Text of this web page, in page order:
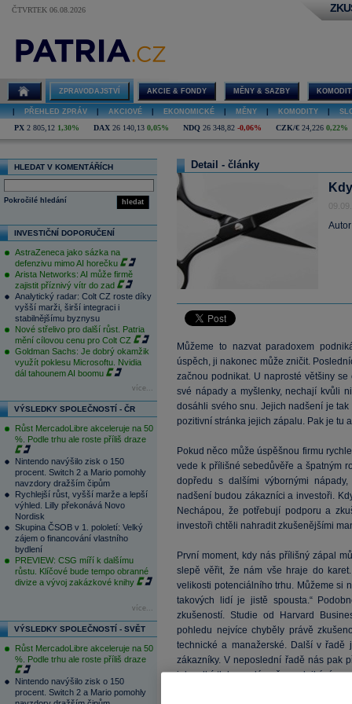
ČTVRTEK 06.08.2026
ZPRAVODAJSTVÍ AKCIE & FONDY MĚNY & SAZBY
PŘEHLED ZPRÁV AKCIOVÉ EKONOMICKÉ MĚNY KOMODITY
PX 2 805,12 1,30% DAX 26 140,13 0,05% NDQ 26 348,82 -0,06% CZK/€ 24,226 0,22%
HLEDAT V KOMENTÁŘÍCH
hledat
Pokročilé hledání
INVESTIČNÍ DOPORUČENÍ
AstraZeneca jako sázka na
defenzivu mimo AI horečku
Arista Networks: AI může firmě
zajistit příznivý vítr do zad
Analytický radar: Colt CZ roste díky
vyšší marži, širší integraci i
stabilnějšímu byznysu
Nové střelivo pro další růst. Patria
mění cílovou cenu pro Colt CZ
Goldman Sachs: Je dobrý okamžik
využít poklesu Microsoftu. Nvidia
dál tahounem AI boomu
více...
VÝSLEDKY SPOLEČNOSTÍ - ČR
Růst MercadoLibre akceleruje na 50
%. Podle trhu ale roste příliš draze
Nintendo navýšilo zisk o 150
procent. Switch 2 a Mario pomohly
navzdory dražším čipům
Rychlejší růst, vyšší marže a lepší
výhled. Lilly překonává Novo
Nordisk
Skupina ČSOB v 1. pololetí: Velký
zájem o financování vlastního
bydlení
PREVIEW: CSG míří k dalšímu
růstu. Klíčové bude tempo obranné
divize a vývoj zakázkové knihy
více...
VÝSLEDKY SPOLEČNOSTÍ - SVĚT
Růst MercadoLibre akceleruje na 50
%. Podle trhu ale roste příliš draze
Nintendo navýšilo zisk o 150
procent. Switch 2 a Mario pomohly
Detail - články
Můžeme to nazvat paradoxem
úspěch, ji nakonec může zničit.
začnou podnikat. U naprosté většiny
své nápady a myšlenky, nechají kvůli
dosáhli svého snu. Jejich nadšení je
pozitivní stránka jejich zápalu. Pak je tu
Pokud něco může úspěšnou firmu
vede k přílišné sebedůvěře a špatným
dopředu s dalšími výbornými
nadšení budou zákazníci a investoři.
Nechápou, že potřebují podporu a
investoři chtěli nahradit zkušenějšími
První moment, kdy nás přílišný zápal
slepě věřit, že nám vše hraje do
velikosti potenciálního trhu. Můžeme si
takových lidí je jistě spousta.“
zkušeností. Studie od Harvard
pohledu nejvíce chyběly právě
technické a manažerské. Další v řadě
zákazníky. V neposlední řadě nás pak
jak velký tlak vyvolá naše podnikání na